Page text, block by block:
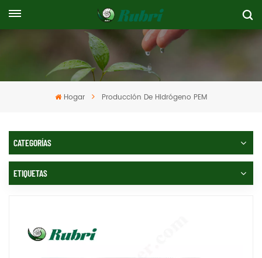
Hogar Producción De Hidrógeno PEM
CATEGORÍAS
ETIQUETAS